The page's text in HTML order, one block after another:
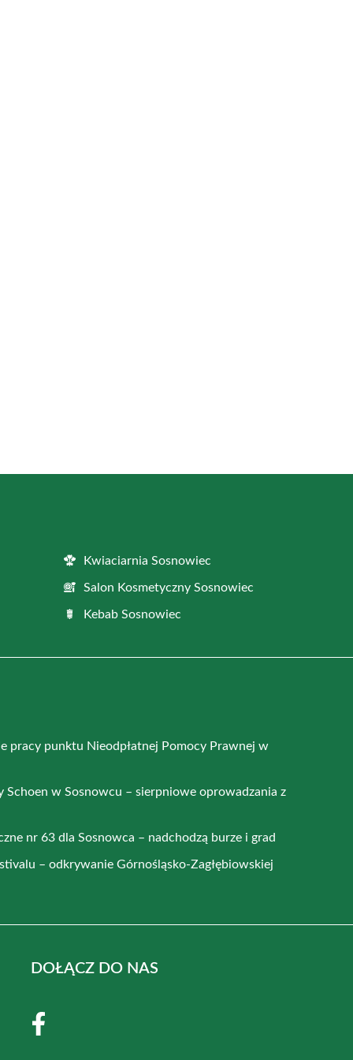
Kwiaciarnia Sosnowiec
Salon Kosmetyczny Sosnowiec
Kebab Sosnowiec
pracy punktu Nieodpłatnej Pomocy Prawnej w
Schoen w Sosnowcu – sierpniowe oprowadzania z
nr 63 dla Sosnowca – nadchodzą burze i grad
– odkrywanie Górnośląsko-Zagłębiowskiej
DOŁĄCZ DO NAS